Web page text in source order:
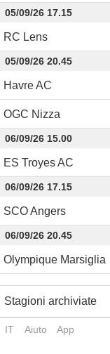
05/09/26 17.15
RC Lens
05/09/26 20.45
Havre AC
OGC Nizza
06/09/26 15.00
ES Troyes AC
06/09/26 17.15
SCO Angers
06/09/26 20.45
Olympique Marsiglia
Stagioni archiviate
IT Aiuto App